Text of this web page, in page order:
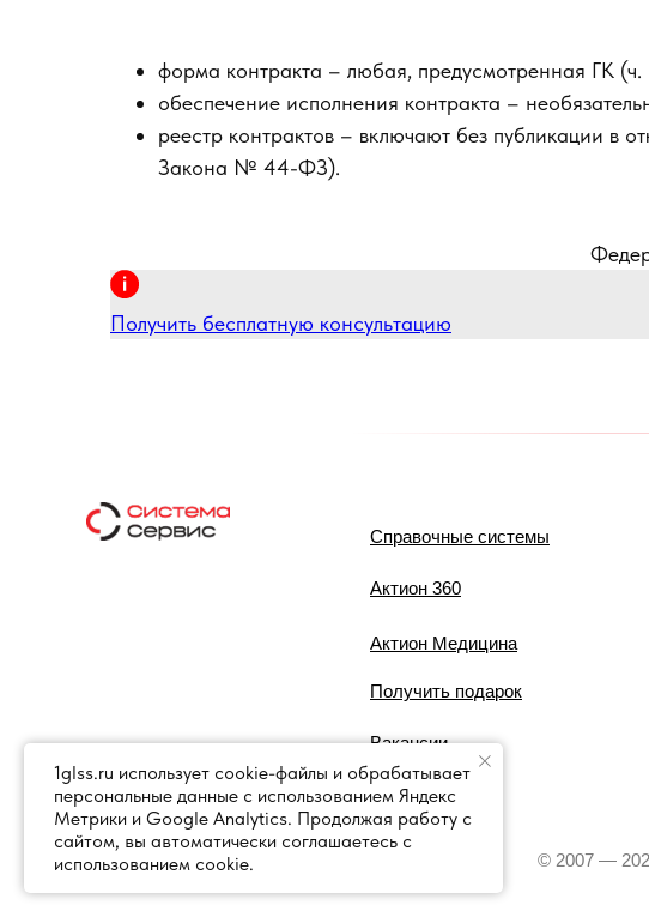
форма контракта – любая, предусмотренная ГК
обеспечение исполнения контракта –
реестр контрактов – включают без публикации в
Закона № 44-ФЗ).
Получить бесплатную консультацию
Справочные системы
Актион 360
Актион Медицина
Получить подарок
Вакансии
Контакты
© 2007 —
1glss.ru использует cookie-файлы и обрабатывает
персональные данные с использованием Яндекс
Метрики и Google Analytics. Продолжая работу с
сайтом, вы автоматически соглашаетесь с
использованием cookie.